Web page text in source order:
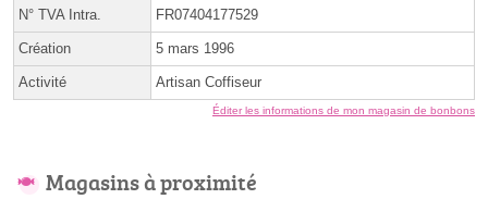
N° TVA Intra. FR07404177529
Création 5 mars 1996
Activité Artisan Coffiseur
Éditer les informations de mon magasin de bonbons
Magasins à proximité